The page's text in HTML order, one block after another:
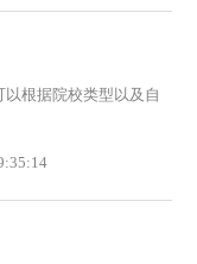
根据院校类型以及自